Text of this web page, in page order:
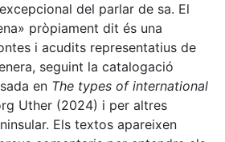
del parlar de sa. El
pròpiament dit és una
i acudits representatius de
seguint la catalogació
en The types of international
Uther (2024) i per altres
Els textos apareixen